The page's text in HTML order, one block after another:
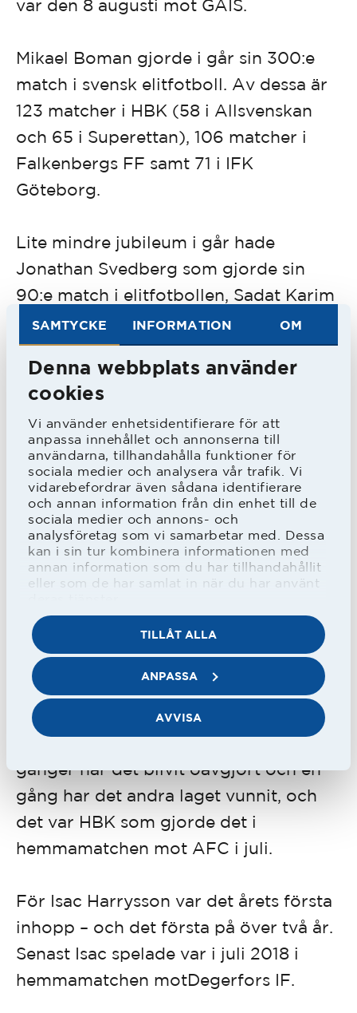
SAMTYCKE INFORMATION OM
Denna webbplats använder
cookies
Vi använder enhetsidentifierare för att
anpassa innehållet och annonserna till
användarna, tillhandahålla funktioner för
sociala medier och analysera vår trafik. Vi
vidarebefordrar även sådana identifierare
och annan information från din enhet till de
sociala medier och annons- och
analysföretag som vi samarbetar med. Dessa
kan i sin tur kombinera informationen med
annan information som du har tillhandahållit
eller som de har samlat in när du har använt
TILLÅT ALLA
ANPASSA
AVVISA
var den 8 augusti mot GAIS.
Mikael Boman gjorde i går sin 300:e
match i svensk elitfotboll. Av dessa är
123 matcher i HBK (58 i Allsvenskan
och 65 i Superettan), 106 matcher i
Falkenbergs FF samt 71 i IFK
Göteborg.
Lite mindre jubileum i går hade
Jonathan Svedberg som gjorde sin
90:e match i elitfotbollen, Sadat Karim
sin 70:e match i HBK-tröjan, Joel
Allansson sin 50:e match i Superettan
samt Joseph Baffo som gjorde sin 20:e
i samma serie.
Totalt var det 20:e seriematchen mot
Jönköpings Södra och den fjärde
förlusten. Senaste förlusten på
Stadsparksvallen var i oktober 1945.
Det var blott andra gången som HBK
inte gjort mål mot J Södra. Senast var
Att göra första målet är viktigt. I årets
matcher för HBK har det blivit mål i 18
matcher. I dessa har det lag som gjort
första målet vunnit femton gånger. Två
gånger har det blivit oavgjort och en
gång har det andra laget vunnit, och
det var HBK som gjorde det i
hemmamatchen mot AFC i juli.
För Isac Harrysson var det årets första
inhopp – och det första på över två år.
Senast Isac spelade var i juli 2018 i
hemmamatchen motDegerfors IF.